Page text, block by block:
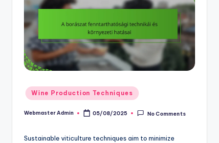
content
Posted
in
Wine Production Techniques
Posted
Webmaster Admin 05/08/2025 No Comments
Sustainable viticulture techniques aim to minimize